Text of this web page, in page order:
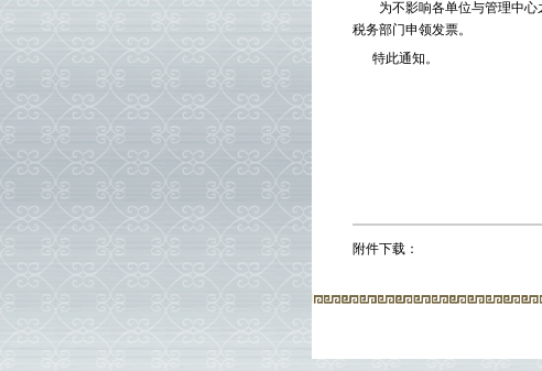
为不影响各单位与管理中心
税务部门申领发票。
特此通知。
附件下载：